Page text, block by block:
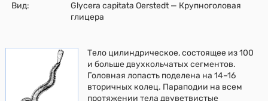
Вид:
Glycera capitata Oerstedt — Крупноголовая
глицера
Тело цилиндрическое, состоящее из 100
и больше двухкольчатых сегментов.
Головная лопасть поделена на 14–16
вторичных колец. Параподии на всем
протяжении тела двуветвистые